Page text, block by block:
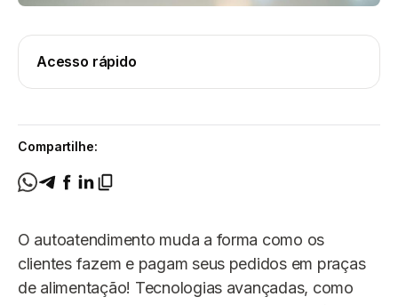
Acesso rápido
Compartilhe:
O autoatendimento muda a forma como os
clientes fazem e pagam seus pedidos em praças
de alimentação! Tecnologias avançadas, como